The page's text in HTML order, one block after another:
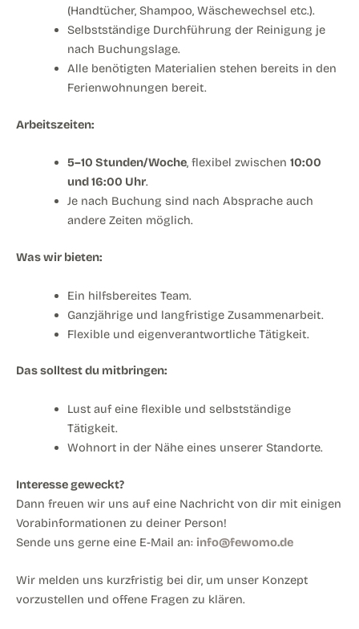
(Handtücher, Shampoo, Wäschewechsel etc.).
Selbstständige Durchführung der Reinigung je
nach Buchungslage.
Alle benötigten Materialien stehen bereits in den
Ferienwohnungen bereit.
Arbeitszeiten:
5–10 Stunden/Woche, flexibel zwischen 10:00
und 16:00 Uhr.
Je nach Buchung sind nach Absprache auch
andere Zeiten möglich.
Was wir bieten:
Ein hilfsbereites Team.
Ganzjährige und langfristige Zusammenarbeit.
Flexible und eigenverantwortliche Tätigkeit.
Das solltest du mitbringen:
Lust auf eine flexible und selbstständige
Tätigkeit.
Wohnort in der Nähe eines unserer Standorte.
Interesse geweckt?
Dann freuen wir uns auf eine Nachricht von dir mit einigen
Vorabinformationen zu deiner Person!
Sende uns gerne eine E-Mail an: info@fewomo.de
Wir melden uns kurzfristig bei dir, um unser Konzept
vorzustellen und offene Fragen zu klären.